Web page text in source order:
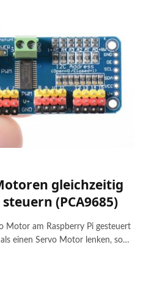
gleichzeitig
(PCA9685)
Motor am Raspberry Pi gesteuert
einen Servo Motor lenken, so…